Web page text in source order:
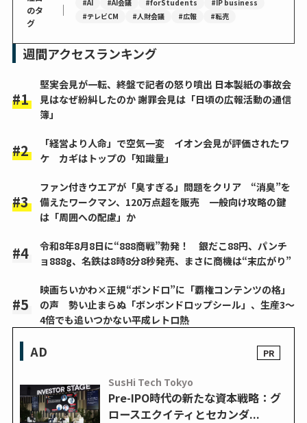
のタ
グ
｜ #AI #AI会議 #forStudents
#IP business
#テレビCM
#人財会議 #広報 #転売
週間アクセスランキング
堅実会見が一転、終盤で記者の怒り噴出 日本製紙の事故会
見はなぜ紛糾したのか 謝罪会見は「日頃の広報活動の通信
簿」
「経営より人命」で空気一変 イオン会見が評価されたワ
ケ カギはトップの「知識量」
ファン付きウエアが「臭すぎる」問題をクリア “消臭”を
備えたワークマン、120万点超を販売 一般向け攻略の鍵
は「周囲への配慮」か
令和8年8月8日に“888商戦”勃発！ 銀だこ88円、パンチ
ョ888g、名鉄は8時8分8秒発売、まさに商機は“末広がり”
映画ちいかわ×正規“ボンドロ”に「覇権コンテンツの格」
の声 勢い止まらぬ「ボンボンドロップシール」、生産3～
4倍でも追いつかない平成レトロ熱
AD
SusHi Tech Tokyo
Pre-IPO時代の新たな資本戦略：グ
ロースエクイティとセカンダ...